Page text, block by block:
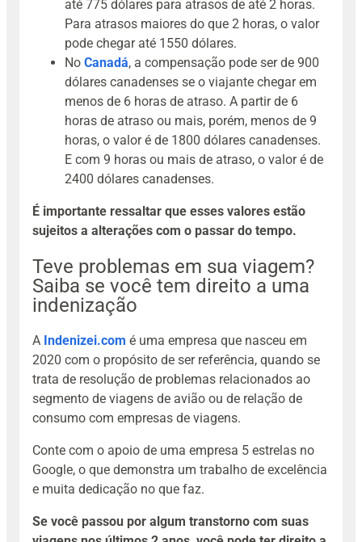
até 775 dólares para atrasos de até 2 horas.
Para atrasos maiores do que 2 horas, o valor
pode chegar até 1550 dólares.
No Canadá, a compensação pode ser de 900
dólares canadenses se o viajante chegar em
menos de 6 horas de atraso. A partir de 6
horas de atraso ou mais, porém, menos de 9
horas, o valor é de 1800 dólares canadenses.
E com 9 horas ou mais de atraso, o valor é de
2400 dólares canadenses.
É importante ressaltar que esses valores estão
sujeitos a alterações com o passar do tempo.
Teve problemas em sua viagem?
Saiba se você tem direito a uma
indenização
A Indenizei.com é uma empresa que nasceu em
2020 com o propósito de ser referência, quando se
trata de resolução de problemas relacionados ao
segmento de viagens de avião ou de relação de
consumo com empresas de viagens.
Conte com o apoio de uma empresa 5 estrelas no
Google, o que demonstra um trabalho de excelência
e muita dedicação no que faz.
Se você passou por algum transtorno com suas